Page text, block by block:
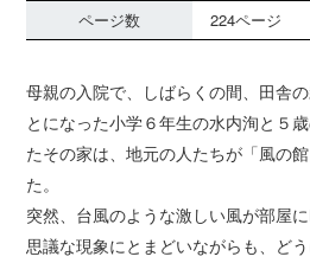
ページ数
224ページ
母親の入院で、しばらくの間、田舎
とになった小学６年生の水内洵と５
たその家は、地元の人たちが「風の
た。
突然、台風のような激しい風が部屋
思議な現象にとまどいながらも、ど